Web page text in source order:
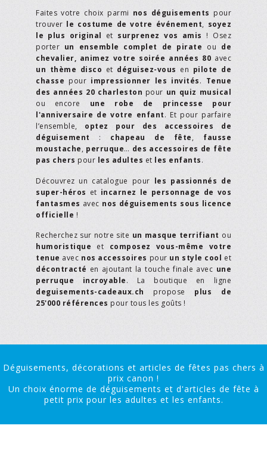
Faites votre choix parmi nos déguisements pour
trouver le costume de votre événement, soyez
le plus original et surprenez vos amis ! Osez
porter un ensemble complet de pirate ou de
chevalier, animez votre soirée années 80 avec
un thème disco et déguisez-vous en pilote de
chasse pour impressionner les invités. Tenue
des années 20 charleston pour un quiz musical
ou encore une robe de princesse pour
l'anniversaire de votre enfant. Et pour parfaire
l’ensemble, optez pour des accessoires de
déguisement : chapeau de fête, fausse
moustache, perruque… des accessoires de fête
pas chers pour les adultes et les enfants.
Découvrez un catalogue pour les passionnés de
super-héros et incarnez le personnage de vos
fantasmes avec nos déguisements sous licence
officielle !
Recherchez sur notre site un masque terrifiant ou
humoristique et composez vous-même votre
tenue avec nos accessoires pour un style cool et
décontracté en ajoutant la touche finale avec une
perruque incroyable. La boutique en ligne
deguisements-cadeaux.ch propose plus de
25'000 références pour tous les goûts !
Déguisements, décorations et articles de fêtes pas chers à
prix canon !
Un choix énorme de déguisements et d'articles de fête à
petit prix pour les adultes et les enfants.